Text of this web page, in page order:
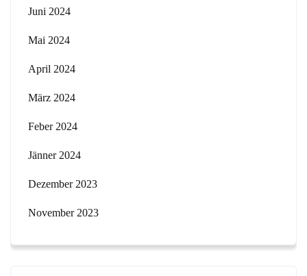
Juni 2024
Mai 2024
April 2024
März 2024
Feber 2024
Jänner 2024
Dezember 2023
November 2023